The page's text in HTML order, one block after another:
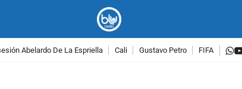
Abelardo De La Espriella Cali Gustavo Petro FIFA